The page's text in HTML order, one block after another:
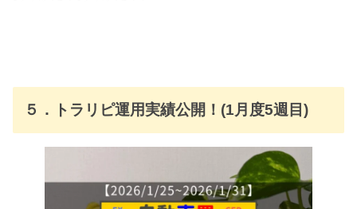
５．トラリピ運用実績公開！(1月度5週目)